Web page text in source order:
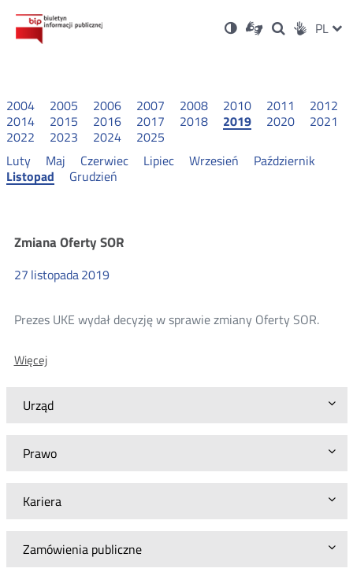
Ustawienia
Wersja
kontrastowa
Dla
niesłyszących
OtwórzOtwórz
w
Otwórz
w
Social PL
Urząd
Prawo
Kariera
Zamówienia publiczne
2004 2005 2006 2007 2008 2010 2011
2012
2014
2015 2016 2017 2018 2019 2020
2021
2022
2023 2024
2025
Luty
Maj Czerwiec Lipiec Wrzesień
Październik
Listopad
Grudzień
Oferty
ramowe
2019
Zmiana Oferty SOR
27 listopada2019
Prezes UKE wydał decyzję w sprawie zmiany Oferty SOR.
WięcejO:
SOR